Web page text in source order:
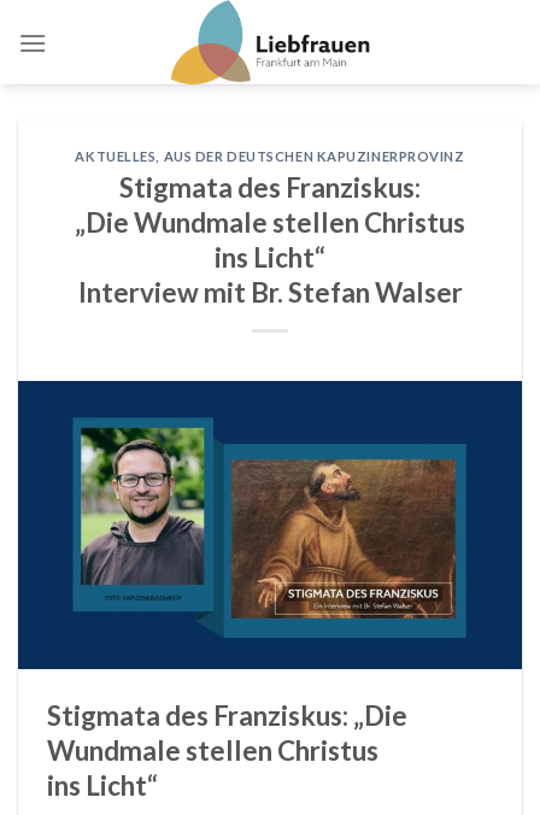
AKTUELLES AUS DER DEUTSCHEN KAPUZINERPROVINZ
Stigmata des Franziskus:
„Die Wundmale stellen Christus
ins Licht“
Interview mit Br. Stefan Walser
Stigmata des Franziskus: „Die
Wundmale stellen Christus
ins Licht“